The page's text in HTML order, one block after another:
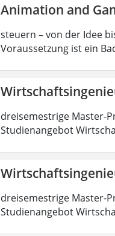
Animation and
steuern – von der Idee
Voraussetzung ist ein
dreisemestrige Master-
Studienangebot
dreisemestrige Master-
Studienangebot